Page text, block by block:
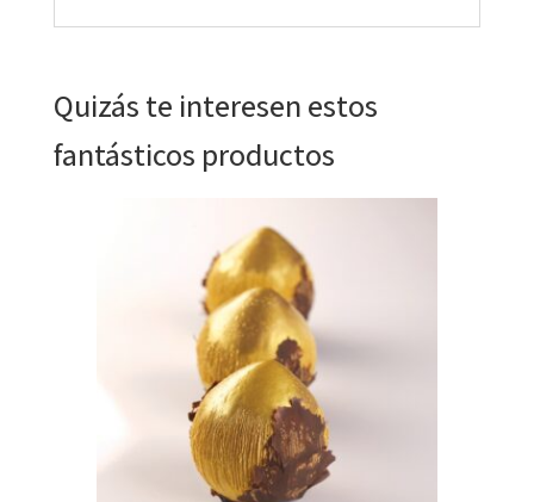
Quizás te interesen estos
fantásticos productos